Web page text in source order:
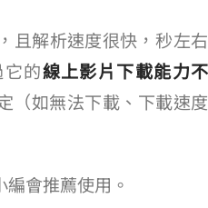
通用格式，且解析速度很快，5 秒左右
的線上影片下載能力不
（如無法下載、下載速度
會推薦使用 Moimobi。